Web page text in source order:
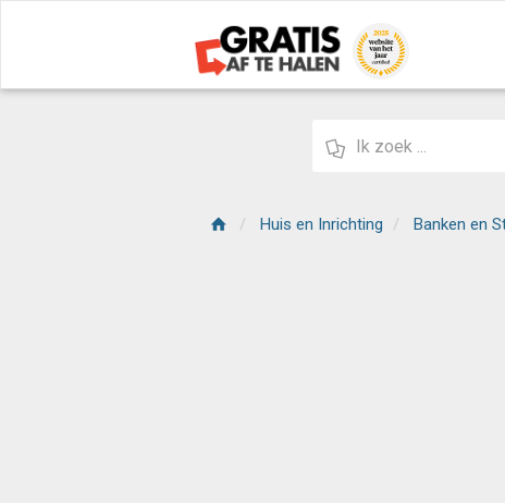
Huis en Inrichting Banken en